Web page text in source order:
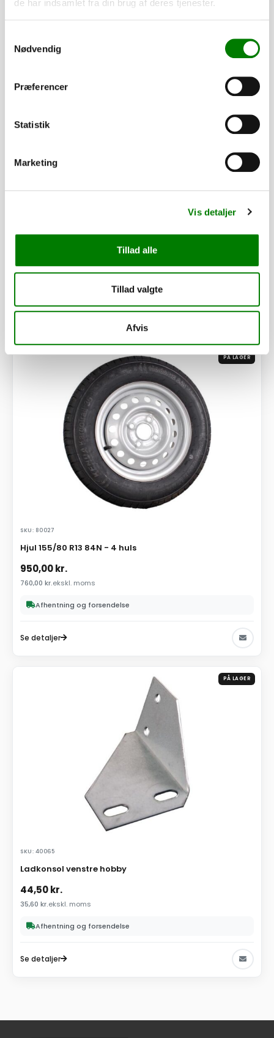
de har indsamlet fra din brug af deres tjenester.
Nødvendig
Præferencer
Statistik
Marketing
Vis detaljer
Tillad alle
Tillad valgte
Afvis
Afhentning og forsendelse
PÅ LAGER
SKU: 80027
Hjul 155/80 R13 84N - 4 huls
950,00kr.
760,00 kr.ekskl. moms
Afhentning og forsendelse
Se detaljer
PÅ LAGER
SKU: 40065
Ladkonsol venstre hobby
44,50kr.
35,60 kr.ekskl. moms
Afhentning og forsendelse
Se detaljer